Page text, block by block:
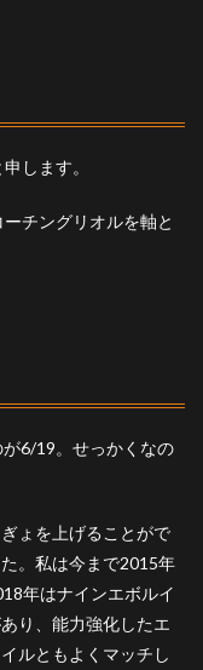
します。
ーチングリオルを軸と
6/19。せっかくなの
ょを上げることがで
。私は今まで2015年
年はナインエボルイ
り、能力強化したエ
ルともよくマッチし